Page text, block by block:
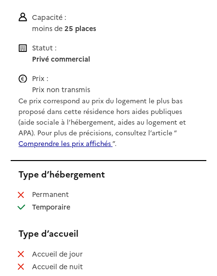
Capacité :
moins de25 places
Statut :
Privé commercial
Prix :
Prix non transmis
Ce prix correspond au prix du logement le plus bas
proposé dans cette résidence hors aides publiques
(aide sociale à l’hébergement, aides au logement et
APA). Pour plus de précisions, consultez l’article “
Comprendre les prix affichés”.
Type d’hébergement
Permanent: non disponible
Temporaire: disponible
Type d’accueil
Accueil de jour: non disponible
Accueil de nuit: non disponible